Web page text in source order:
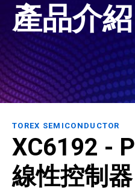
產品介紹
TOREX SEMICONDUCTOR
XC6192 -
線性控制器